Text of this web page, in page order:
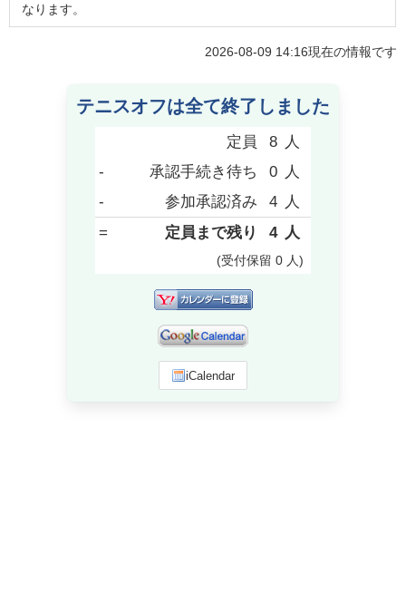
なります。
2026-08-09 14:16現在の情報です
テニスオフは全て終了しました
定員 8 人
-
承認手続き待ち 0 人
-
参加承認済み 4 人
=
定員まで残り 4 人
(受付保留 0 人)
iCalendar